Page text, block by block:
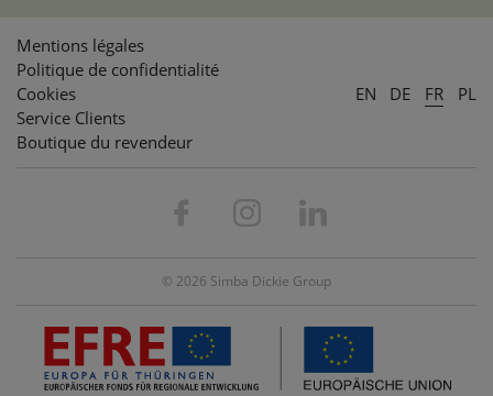
Mentions légales
Politique de confidentialité
Cookies
Service Clients
Boutique du revendeur
EN DE FR PL
© 2026 Simba Dickie Group